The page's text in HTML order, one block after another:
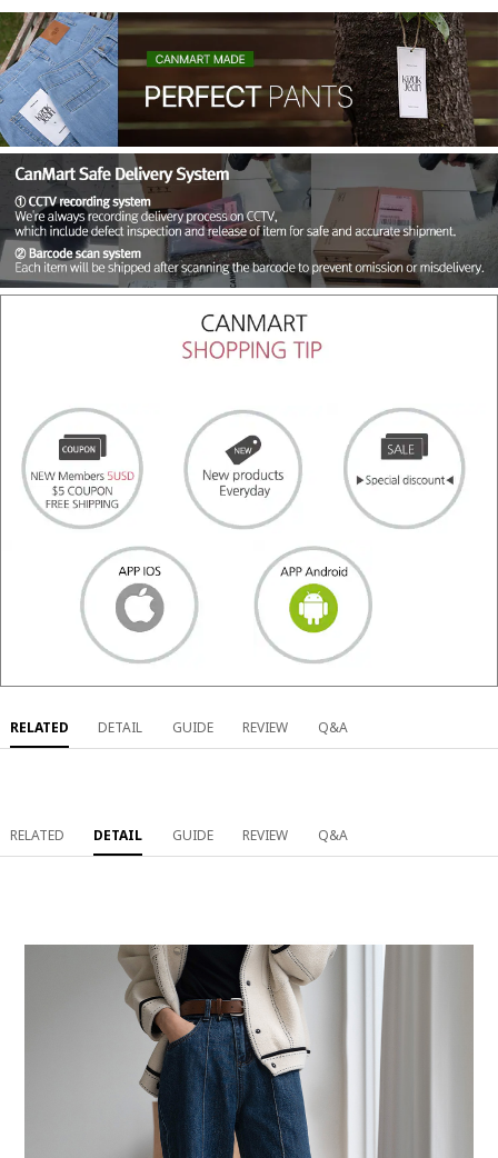
RELATED DETAIL GUIDE REVIEW Q&A
RELATED DETAIL GUIDE REVIEW Q&A